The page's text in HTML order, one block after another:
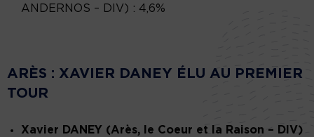
ANDERNOS – DIV) : 4,6%
ARÈS : XAVIER DANEY ÉLU AU PREMIER
TOUR
Xavier DANEY (Arès, le Coeur et la Raison – DIV)